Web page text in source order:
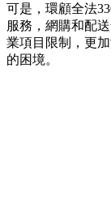
可是，環顧全法
服務，網購和配
業項目限制，更
的困境。